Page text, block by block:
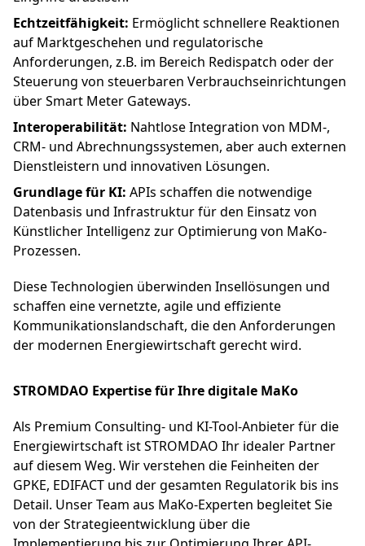
Echtzeitfähigkeit: Ermöglicht schnellere Reaktionen
auf Marktgeschehen und regulatorische
Anforderungen, z.B. im Bereich Redispatch oder der
Steuerung von steuerbaren Verbrauchseinrichtungen
über Smart Meter Gateways.
Interoperabilität: Nahtlose Integration von MDM-,
CRM- und Abrechnungssystemen, aber auch externen
Dienstleistern und innovativen Lösungen.
Grundlage für KI: APIs schaffen die notwendige
Datenbasis und Infrastruktur für den Einsatz von
Künstlicher Intelligenz zur Optimierung von MaKo-
Prozessen.
Diese Technologien überwinden Insellösungen und
schaffen eine vernetzte, agile und effiziente
Kommunikationslandschaft, die den Anforderungen
der modernen Energiewirtschaft gerecht wird.
STROMDAO Expertise für Ihre digitale MaKo
Als Premium Consulting- und KI-Tool-Anbieter für die
Energiewirtschaft ist STROMDAO Ihr idealer Partner
auf diesem Weg. Wir verstehen die Feinheiten der
GPKE, EDIFACT und der gesamten Regulatorik bis ins
Detail. Unser Team aus MaKo-Experten begleitet Sie
von der Strategieentwicklung über die